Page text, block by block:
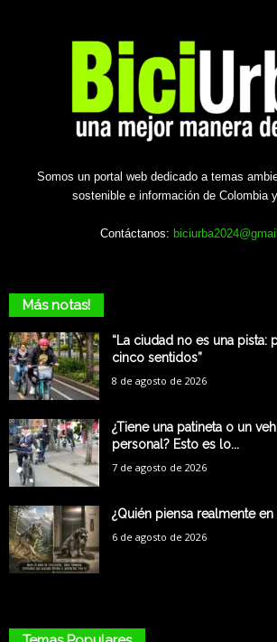
Somos un portal web dedicado a temas
sostenible e información de Colombia
Contáctanos:
Más notas!
“La ciudad no es una pista:
cinco sentidos”
8 de agosto de 2026
¿Tiene una patineta o un
personal? Esto es lo...
7 de agosto de 2026
¿Quién piensa realmente
6 de agosto de 2026